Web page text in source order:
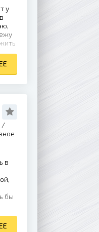
у
/
в
бы